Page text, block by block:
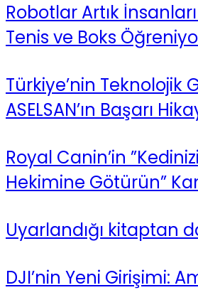
Robotlar Artık
Tenis ve Boks
Türkiye’nin Teknolojik
ASELSAN’ın Başarı
Royal Canin’in
Hekimine Götürün”
Uyarlandığı kitaptan
DJI’nin Yeni Girişimi: